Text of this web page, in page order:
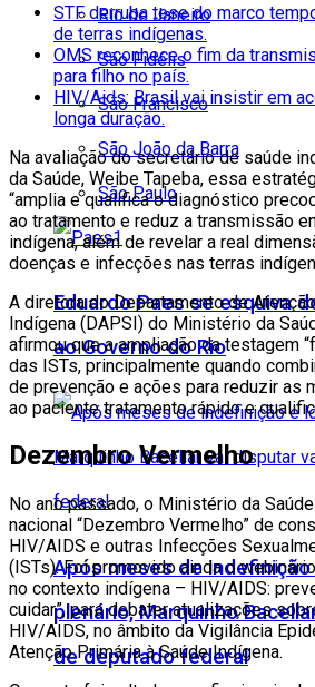
Rio de Janeiro
São Fidélis
São Francisco
São João da Barra
São Paulo
Eduardo Paes se esquiva
ao Governo do Rio
Após meses de
plenário, Marquinho
de deputado federal
STF derruba tese do marco
de terras indígenas.
OMS reconhece o fim da
para filho no país.
HIV/Aids: Brasil vai insistir em
longa duração.
Na avaliação do secretário de saúde
da Saúde, Weibe Tapeba, essa
“amplia e qualifica o diagnóstico
ao tratamento e reduz a transmissão
indígena, além de revelar a real
doenças e infecções nas terras
A diretora do Departamento de
Indígena (DAPSI) do Ministério da
afirmou que a ampliação da testagem
das ISTs, principalmente quando
de prevenção e ações para reduzir as
ao paciente tratamento rápido e
Dezembro Vermelho
No ano passado, o Ministério da
nacional “Dezembro Vermelho” de
HIV/AIDS e outras Infecções
(ISTs). Foi promovido ainda o
no contexto indígena – HIV/AIDS:
cuidar”, para debater atualizações
HIV/AIDS, no âmbito da Vigilância
Atenção Primária à Saúde Indígena.